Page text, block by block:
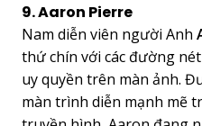
9. Aaron Pierre
Nam diễn viên người Anh
thứ chín với các đường
uy quyền trên màn ảnh.
màn trình diễn mạnh mẽ